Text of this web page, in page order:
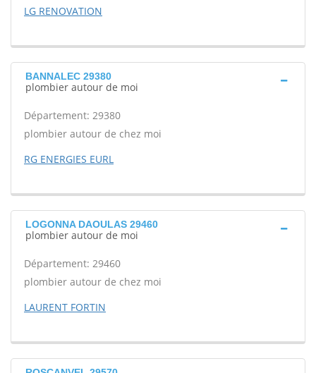
LG RENOVATION
BANNALEC 29380
plombier autour de moi
Département: 29380
plombier autour de chez moi
RG ENERGIES EURL
LOGONNA DAOULAS 29460
plombier autour de moi
Département: 29460
plombier autour de chez moi
LAURENT FORTIN